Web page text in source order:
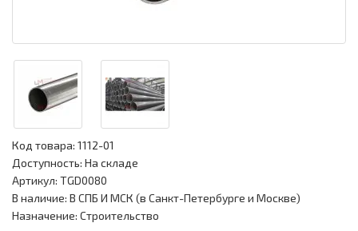
Код товара: 1112-01
Доступность: На складе
Артикул: TGD0080
В наличие: В СПБ И МСК (в Санкт-Петербурге и Москве)
Назначение: Строительство